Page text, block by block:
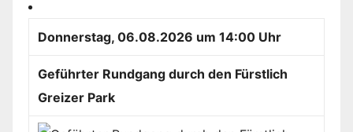
Donnerstag, 06.08.2026 um 14:00 Uhr
Geführter Rundgang durch den Fürstlich
Greizer Park